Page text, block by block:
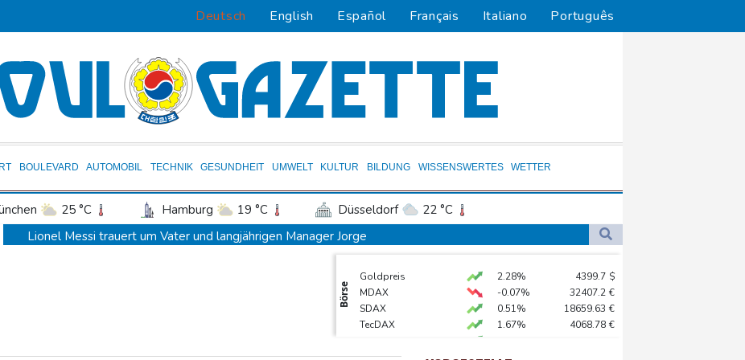
Deutsch English Español Français Italiano Português
BOULEVARD AUTOMOBIL TECHNIK GESUNDHEIT UMWELT KULTUR BILDUNG WISSENSWERTES WETTER
25 °C Hamburg 19 °C Düsseldorf
22 °C
Potsdam 20 °C Leipzig 23 °C
Bremen
Wien
23 °C
Lionel Messi trauert um Vater und langjährigen Manager Jorge
Sohn: Krebs von Ex-Präsident Biden hat sich ausgebreitet und Metastasen gebildet
Iran stellt harte Bedingungen für Öffnung der Straße von Hormus
Trauerflor und Schweigeminute: Inter Miami trauert mit Messi
Börse
Goldpreis 2.28% 4399.7 $
MDAX
-0.07% 32407.2 €
SDAX
0.51% 18659.63 €
TecDAX
1.67% 4068.78 €
DAX
0.68%